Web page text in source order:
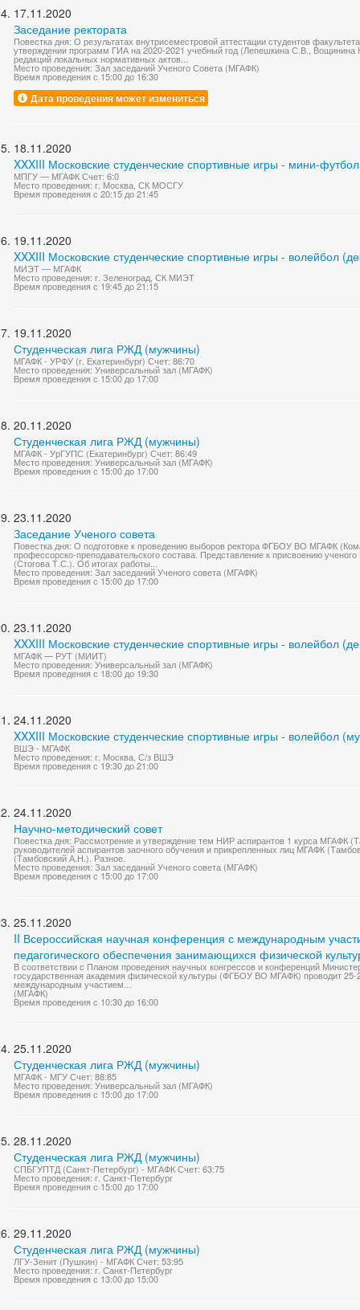
17.11.2020
Заседание ректората
Повестка дня: О результатах внутрисеместровой аттестации студентов
утверждении программ ГИА на 2020-2021 учебный год (Лепешкина С.В.,
редакций локальных нормативных актов...
Место проведения: Зал заседаний Ученого Совета (МГАФК)
Время проведения с 15:00 до 16:30
Дата проведения может измениться
18.11.2020
XXXIII Московские студенческие спортивные игры - мини-
МПГУ — МГАФК Счет: 6:0
Место проведения: г. Москва, СК МОСГУ
Время проведения с 20:15 до 21:45
19.11.2020
XXXIII Московские студенческие спортивные игры - волейбол
МИЭТ — МГАФК
Место проведения: г. Зеленоград, СК МИЭТ
Время проведения с 19:45 до 21:15
19.11.2020
Студенческая лига РЖД (мужчины)
МГАФК - УРФУ (г. Екатеринбург) Счет: 86:70
Место проведения: Универсальный зал (МГАФК)
Время проведения с 15:00 до 17:00
20.11.2020
Студенческая лига РЖД (мужчины)
МГАФК - УрГУПС (Екатеринбург) Счет: 86:49
Место проведения: Универсальный зал (МГАФК)
Время проведения с 15:00 до 17:00
23.11.2020
Заседание Ученого совета
Повестка дня: О подготовке к проведению выборов ректора ФГБОУ ВО МГАФК
профессорско-преподавательского состава. Представление к присвоению
(Стогова Т.С.). Об итогах работы...
Место проведения: Зал заседаний Ученого совета (МГАФК)
Время проведения с 15:00 до 17:00
23.11.2020
XXXIII Московские студенческие спортивные игры - волейбол
МГАФК — РУТ (МИИТ)
Место проведения: Универсальный зал (МГАФК)
Время проведения с 18:00 до 19:30
24.11.2020
XXXIII Московские студенческие спортивные игры - волейбол
ВШЭ - МГАФК
Место проведения: г. Москва, С/з ВШЭ
Время проведения с 19:30 до 21:00
24.11.2020
Научно-методический совет
Повестка дня: Рассмотрение и утверждение тем НИР аспирантов 1 курса
руководителей аспирантов заочного обучения и прикрепленных лиц МГАФК
(Тамбовский А.Н.). Разное.
Место проведения: Зал заседаний Ученого совета (МГАФК)
Время проведения с 15:00 до 17:00
25.11.2020
II Всероссийская научная конференция с международным
педагогического обеспечения занимающихся физической
В соответствии с Планом проведения научных конгрессов и конференций
государственная академия физической культуры (ФГБОУ ВО МГАФК) проводит
международным участием...
(МГАФК)
Время проведения с 10:30 до 16:00
25.11.2020
Студенческая лига РЖД (мужчины)
МГАФК - МГУ Счет: 88:85
Место проведения: Универсальный зал (МГАФК)
Время проведения с 15:00 до 17:00
28.11.2020
Студенческая лига РЖД (мужчины)
СПБГУПТД (Санкт-Петербург) - МГАФК Счет: 63:75
Место проведения: г. Санкт-Петербург
Время проведения с 15:00 до 17:00
29.11.2020
Студенческая лига РЖД (мужчины)
ЛГУ-Зенит (Пушкин) - МГАФК Счет: 53:95
Место проведения: г. Санкт-Петербург
Время проведения с 13:00 до 15:00